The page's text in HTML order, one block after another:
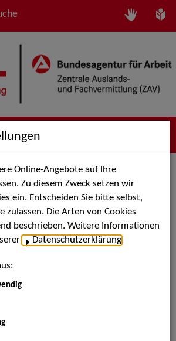
als PDF speichern
legen
Online-Angebote auf Ihre
Zu diesem Zweck setzen wir
ein. Entscheiden Sie bitte selbst,
zulassen. Die Arten von Cookies
beschrieben. Weitere Informationen
Datenschutzerklärung